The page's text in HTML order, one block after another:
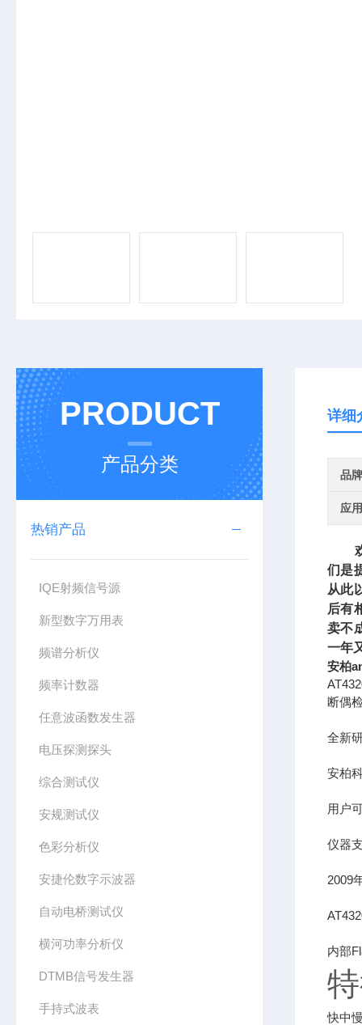
PRODUCT
产品分类
热销产品
IQE射频信号源
新型数字万用表
频谱分析仪
频率计数器
任意波函数发生器
电压探测探头
综合测试仪
安规测试仪
色彩分析仪
安捷伦数字示波器
自动电桥测试仪
横河功率分析仪
DTMB信号发生器
手持式波表
详细
品牌
应
欢
们是
从此
后有
卖不
一年
安柏
断偶
全新
安柏
用户
仪器
2009
内部
快中